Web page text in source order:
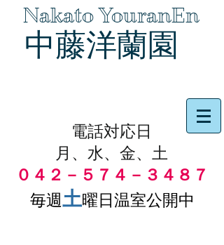
Nakato YouranEn
中藤洋蘭園
電話対応日
月、水、金、土
０４２－５７４－３４８７
毎週土曜日温室公開中